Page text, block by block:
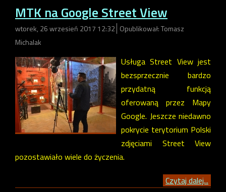
MTK na Google Street View
wtorek, 26 wrzesień 2017 12:32 Opublikował: Tomasz
Michalak
Usługa Street View jest
bezsprzecznie bardzo
przydatną funkcją
oferowaną przez Mapy
Google. Jeszcze niedawno
pokrycie terytorium Polski
zdjęciami Street View
pozostawiało wiele do życzenia.
Czytaj dalej...